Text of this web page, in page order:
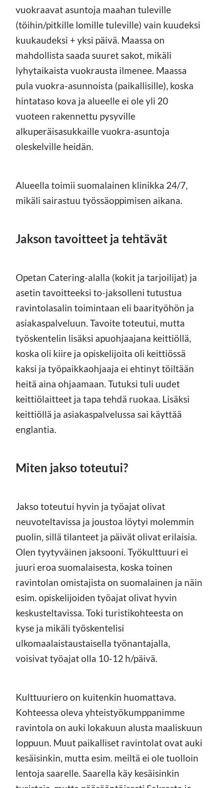
vuokraavat asuntoja maahan tuleville
(töihin/pitkille lomille tuleville) vain kuudeksi
kuukaudeksi + yksi päivä. Maassa on
mahdollista saada suuret sakot, mikäli
lyhytaikaista vuokrausta ilmenee. Maassa
pula vuokra-asunnoista (paikallisille), koska
hintataso kova ja alueelle ei ole yli 20
vuoteen rakennettu pysyville
alkuperäisasukkaille vuokra-asuntoja
oleskelville heidän.
Alueella toimii suomalainen klinikka 24/7,
mikäli sairastuu työssäoppimisen aikana.
Jakson tavoitteet ja tehtävät
Opetan Catering-alalla (kokit ja tarjoilijat) ja
asetin tavoitteeksi to-jaksolleni tutustua
ravintolasalin toimintaan eli baarityöhön ja
asiakaspalveluun. Tavoite toteutui, mutta
työskentelin lisäksi apuohjaajana keittiöllä,
koska oli kiire ja opiskelijoita oli keittiössä
kaksi ja työpaikkaohjaaja ei ehtinyt töiltään
heitä aina ohjaamaan. Tutuksi tuli uudet
keittiölaitteet ja tapa tehdä ruokaa. Lisäksi
keittiöllä ja asiakaspalvelussa sai käyttää
englantia.
Miten jakso toteutui?
Jakso toteutui hyvin ja työajat olivat
neuvoteltavissa ja joustoa löytyi molemmin
puolin, sillä tilanteet ja päivät olivat erilaisia.
Olen tyytyväinen jaksooni. Työkulttuuri ei
juuri eroa suomalaisesta, koska toinen
ravintolan omistajista on suomalainen ja näin
esim. opiskelijoiden työajat olivat hyvin
keskusteltavissa. Toki turistikohteesta on
kyse ja mikäli työskentelisi
ulkomaalaistaustaisella työnantajalla,
voisivat työajat olla 10-12 h/päivä.
Kulttuuriero on kuitenkin huomattava.
Kohteessa oleva yhteistyökumppanimme
ravintola on auki lokakuun alusta maaliskuun
loppuun. Muut paikalliset ravintolat ovat auki
kesäisinkin, mutta esim. meiltä ei ole tuolloin
lentoja saarelle. Saarella käy kesäisinkin